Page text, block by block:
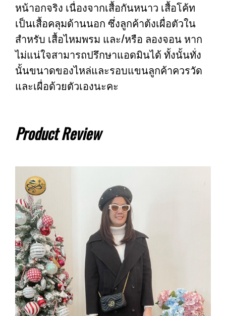
หน้าอกจริง เนื่องจากเสื้อกันหนาว เสื้อโค้ท
เป็นเสื้อคลุมด้านนอก ซึ่งลูกค้าต้งเผื่อตัวใน
สำหรับ เสื้อไหมพรม และ/หรือ ลองจอน หาก
ไม่แน่ใจสามารถปรึกษาแอดมินได้ ทั้งนั้นทั่ง
นั้นขนาดของไหล่และรอบแขนลูกค้าควรวัด
และเผื่อด้วยตัวเองนะคะ
Product Review